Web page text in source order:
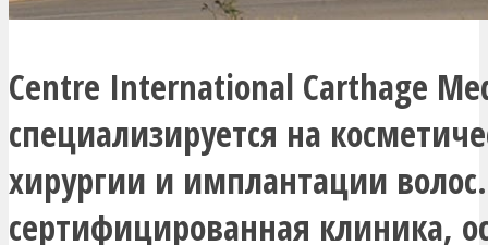
Centre International Carthage
специализируется на
хирургии и имплантации
сертифицированная клиника,